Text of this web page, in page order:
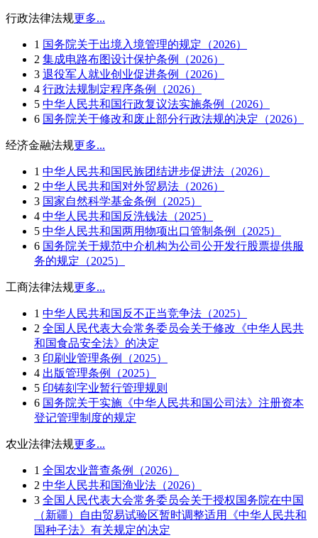
行政法律法规更多...
1 国务院关于出境入境管理的规定（2026）
2 集成电路布图设计保护条例（2026）
3 退役军人就业创业促进条例（2026）
4 行政法规制定程序条例（2026）
5 中华人民共和国行政复议法实施条例（2026）
6 国务院关于修改和废止部分行政法规的决定（2026）
经济金融法规更多...
1 中华人民共和国民族团结进步促进法（2026）
2 中华人民共和国对外贸易法（2026）
3 国家自然科学基金条例（2025）
4 中华人民共和国反洗钱法（2025）
5 中华人民共和国两用物项出口管制条例（2025）
6 国务院关于规范中介机构为公司公开发行股票提供服
务的规定（2025）
工商法律法规更多...
1 中华人民共和国反不正当竞争法（2025）
2 全国人民代表大会常务委员会关于修改《中华人民共
和国食品安全法》的决定
3 印刷业管理条例（2025）
4 出版管理条例（2025）
5 印铸刻字业暂行管理规则
6 国务院关于实施《中华人民共和国公司法》注册资本
登记管理制度的规定
农业法律法规更多...
1 全国农业普查条例（2026）
2 中华人民共和国渔业法（2026）
3 全国人民代表大会常务委员会关于授权国务院在中国
（新疆）自由贸易试验区暂时调整适用《中华人民共和
国种子法》有关规定的决定